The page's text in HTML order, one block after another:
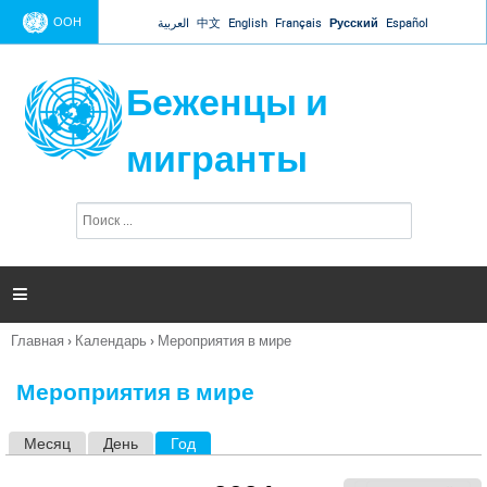
Jump to navigation
ООН العربية 中文 English Français Русский Español
Беженцы и
мигранты
п
и

Вы
Главная › Календарь › Мероприятия в мире
Мероприятия в мире
Месяц День Год